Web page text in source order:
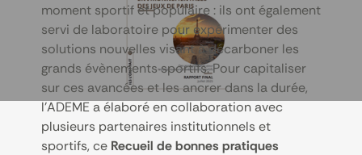
moment sportif et populaire : ils ont également
servi de laboratoire pour expérimenter des
solutions nouvelles visant à décarboner les
grands évènements sportifs. Pour capitaliser
sur ces avancées et les ancrer dans la durée,
l’ADEME a élaboré en collaboration avec
plusieurs partenaires institutionnels et
sportifs, ce Recueil de bonnes pratiques